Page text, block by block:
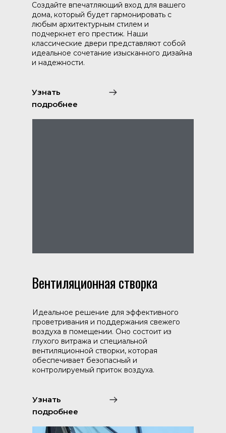
Узнать
подробнее
Узнать
подробнее
Создайте впечатляющий вход для вашего
дома, который будет гармонировать с
любым архитектурным стилем и
подчеркнет его престиж. Наши
классические двери представляют собой
идеальное сочетание изысканного дизайна
и надежности.
Идеальное решение для эффективного
проветривания и поддержания свежего
воздуха в помещении. Оно состоит из
глухого витража и специальной
вентиляционной створки, которая
обеспечивает безопасный и
контролируемый приток воздуха.
Вентиляционная створка